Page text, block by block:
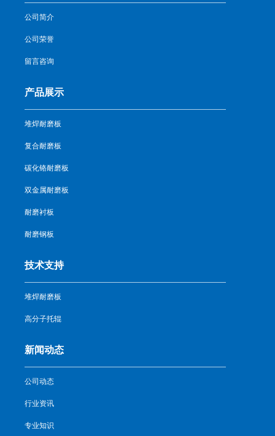
公司简介
公司荣誉
留言咨询
产品展示
堆焊耐磨板
复合耐磨板
碳化铬耐磨板
双金属耐磨板
耐磨衬板
耐磨钢板
技术支持
堆焊耐磨板
高分子托辊
新闻动态
公司动态
行业资讯
专业知识